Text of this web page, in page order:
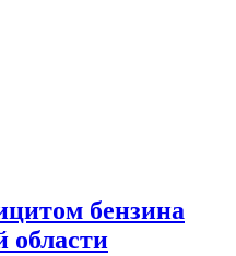
бензина
области